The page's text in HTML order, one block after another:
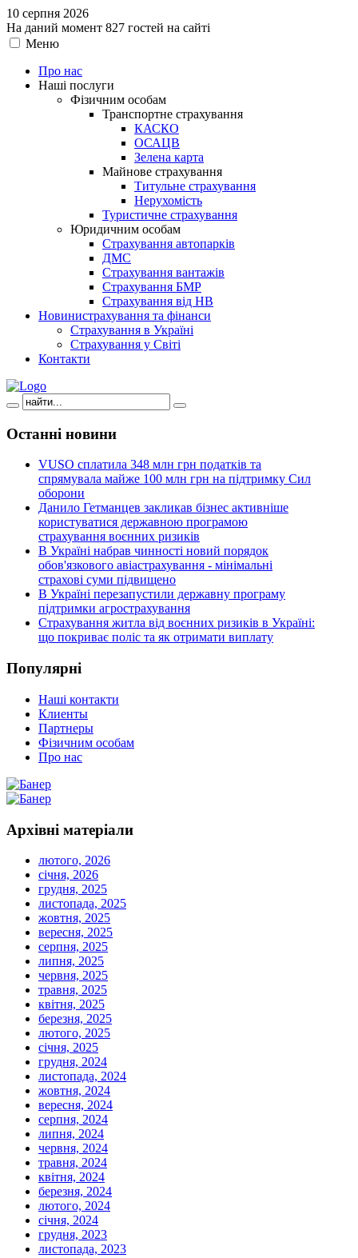
10 серпня 2026
На даний момент 827 гостей на сайті
Меню
Про нас
Наші послуги
Фізичним особам
Транспортне страхування
КАСКО
ОСАЦВ
Зелена карта
Майнове страхування
Титульне страхування
Нерухомість
Туристичне страхування
Юридичним особам
Страхування автопарків
ДМС
Страхування вантажів
Страхування БМР
Страхування від НВ
Новинистрахування та фінанси
Страхування в Україні
Страхування у Світі
Контакти
Останні новини
VUSO сплатила 348 млн грн податків та
спрямувала майже 100 млн грн на підтримку Сил
оборони
Данило Гетманцев закликав бізнес активніше
користуватися державною програмою
страхування воєнних ризиків
В Україні набрав чинності новий порядок
обов'язкового авіастрахування - мінімальні
страхові суми підвищено
В Україні перезапустили державну програму
підтримки агрострахування
Страхування житла від воєнних ризиків в Україні:
що покриває поліс та як отримати виплату
Популярні
Наші контакти
Клиенты
Партнеры
Фізичним особам
Про нас
Архівні матеріали
лютого, 2026
січня, 2026
грудня, 2025
листопада, 2025
жовтня, 2025
вересня, 2025
серпня, 2025
липня, 2025
червня, 2025
травня, 2025
квітня, 2025
березня, 2025
лютого, 2025
січня, 2025
грудня, 2024
листопада, 2024
жовтня, 2024
вересня, 2024
серпня, 2024
липня, 2024
червня, 2024
травня, 2024
квітня, 2024
березня, 2024
лютого, 2024
січня, 2024
грудня, 2023
листопада, 2023